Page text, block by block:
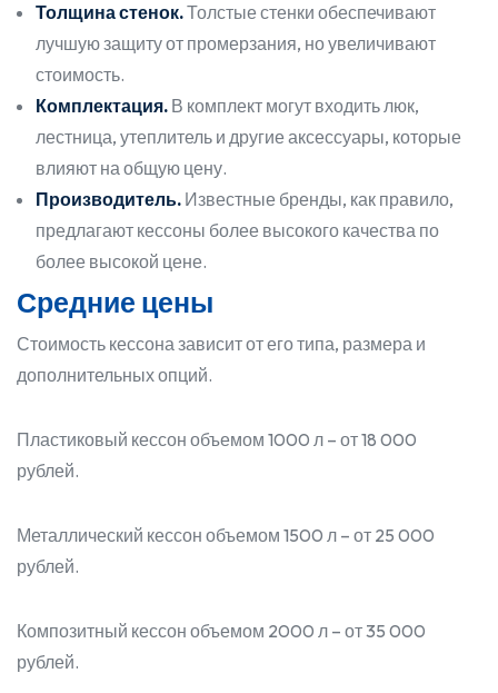
Толщина стенок.Толстые стенки обеспечивают
лучшую защиту от промерзания, но увеличивают
стоимость.
Комплектация. В комплект могут входить люк,
лестница, утеплитель и другие аксессуары, которые
влияют на общую цену.
Производитель. Известные бренды, как правило,
предлагают кессоны более высокого качества по
более высокой цене.
Средние цены
Стоимость кессона зависит от его типа, размера и
дополнительных опций.
Пластиковый кессон объемом 1000 л – от 18 000
рублей.
Металлический кессон объемом 1500 л – от 25 000
рублей.
Композитный кессон объемом 2000 л – от 35 000
рублей.